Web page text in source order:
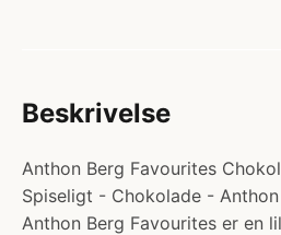
Beskrivelse
Anthon Berg Favourites
Spiseligt - Chokolade -
Anthon Berg Favourites er en